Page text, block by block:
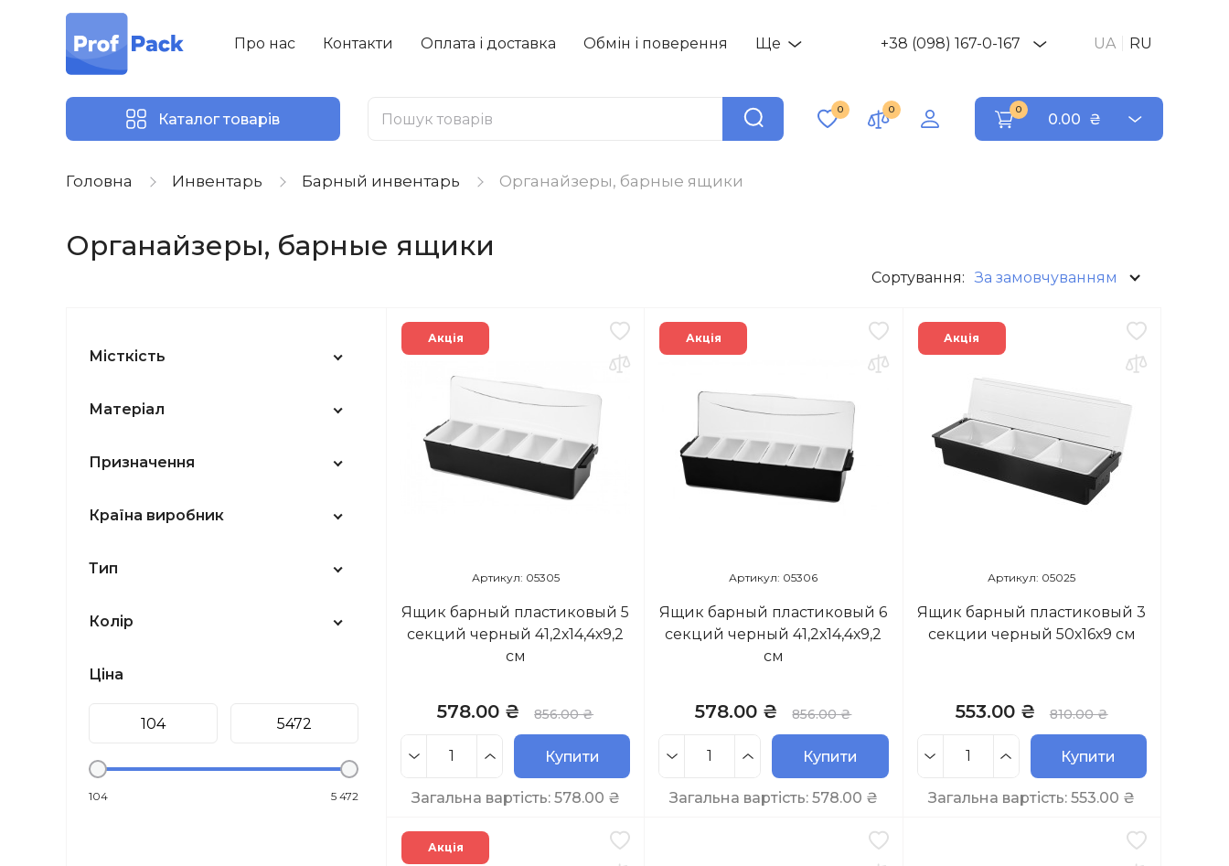
Про нас Контакти Оплата і доставка Обмін і поверення Ще +38 (098) 167-0-167 UA RU
Каталог товарів
0 0 0
0.00 ₴
Головна Инвентарь Барный инвентарь Органайзеры, барные ящики
Органайзеры, барные ящики
Сортування: За замовчуванням
Місткість
Матеріал
Призначення
Країна виробник
Тип
Колір
Ціна
104 5 472
Акція
Артикул: 05305
Ящик барный пластиковый 5
секций черный 41,2х14,4х9,2
см
578.00 ₴ 856.00 ₴
Купити
Загальна вартість: 578.00 ₴
Акція
Артикул: 05306
Ящик барный пластиковый 6
секций черный 41,2х14,4х9,2
см
578.00 ₴ 856.00 ₴
Купити
Загальна вартість: 578.00 ₴
Акція
Артикул: 05025
Ящик барный пластиковый 3
секции черный 50х16х9 см
553.00 ₴ 810.00 ₴
Купити
Загальна вартість:553.00 ₴
Акція